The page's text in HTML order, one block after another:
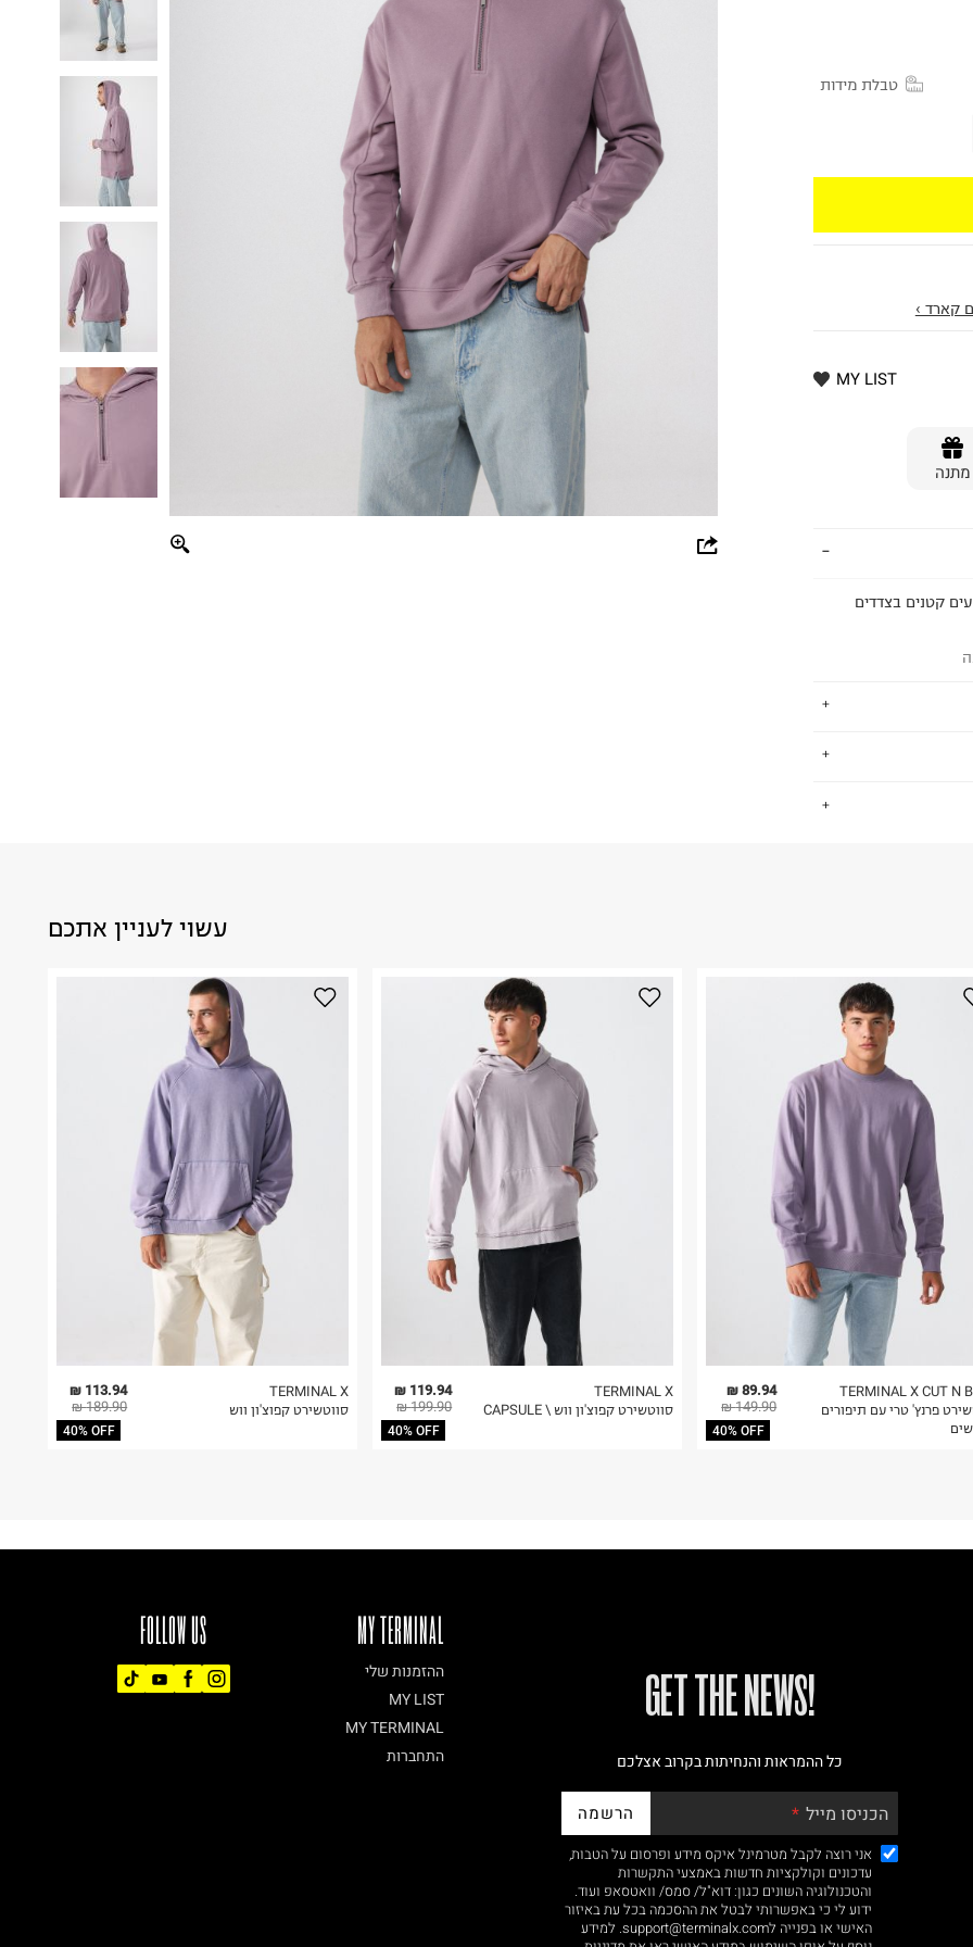
טבלת מידות
קארד ›
MY LIST
מתנה
כובע קפוצ'ון וחצי רוכסן. לסוושטירט 2 שסעים קטנים בצדדים
על גבי החבילה
באתר בלבד
בלבד. לא ניתן
עשוי לעניין אתכם
113.94 ₪
189.90 ₪
40% OFF
TERMINAL X
סווטשירט קפוצ'ון ווש
119.94 ₪
199.90 ₪
40% OFF
TERMINAL X
סווטשירט קפוצ'ון ווש \ CAPSULE
89.94 ₪
149.90 ₪
40% OFF
TERMINAL X CUT N
פרנץ' טרי עם תיפורים
FOLLOW US MY TERMINAL
ההזמנות שלי
MY LIST
MY TERMINAL
התחברות
!GET THE NEWS
כל ההמראות והנחיתות בקרוב אצלכם
הכניסו מייל הרשמה
אני רוצה לקבל מטרמינל איקס מידע ופרסום על הטבות,
עדכונים וקולקציות חדשות באמצעי התקשרות
והטכנולוגיה השונים כגון: דוא"ל/ סמס/ וואטסאפ ועוד.
ידוע לי כי באפשרותי לבטל את ההסכמה בכל עת באיזור
האישי או בפנייה לsupport@terminalx.com. למידע